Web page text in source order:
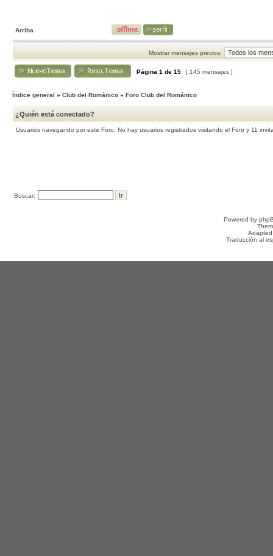
Arriba
Mostrar mensajes previos:
Página 1 de 15 [ 145 mensajes ]
Índice general » Club del Románico » Foro Club del Románico
¿Quién está conectado?
Usuarios navegando por este Foro: No hay usuarios registrados visitando el Foro y 11
Buscar:
Powered by
Traducción al